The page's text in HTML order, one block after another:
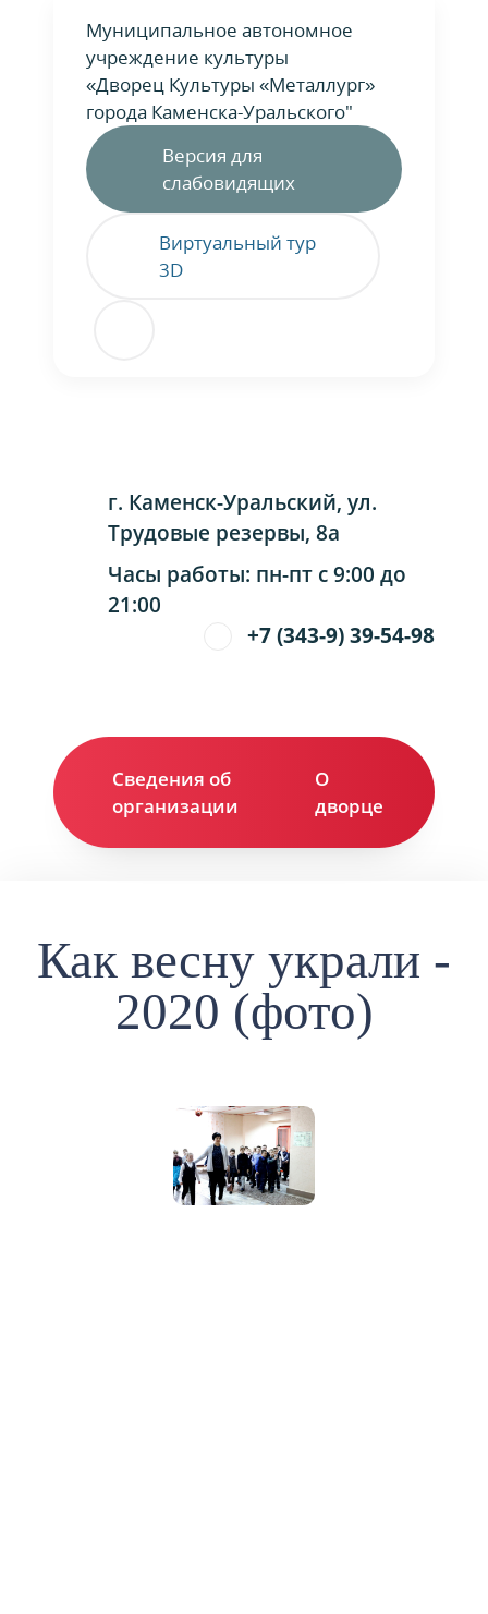
Муниципальное автономное
учреждение культуры
«Дворец Культуры «Металлург»
города Каменска-Уральского"
Версия для
слабовидящих
Виртуальный тур
3D
г. Каменск-Уральский, ул.
Трудовые резервы, 8а
Часы работы: пн-пт с 9:00 до
21:00
+7 (343-9) 39-54-98
Сведения об
организации
О
дворце
Как весну украли -
2020 (фото)